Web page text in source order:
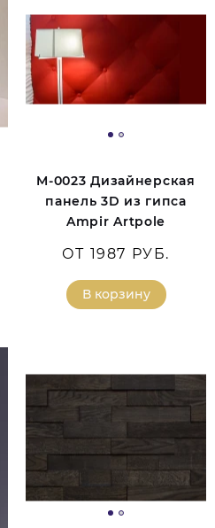
M-0023 Дизайнерская
панель 3D из гипса
Ampir Artpole
ОТ 1987 РУБ.
В корзину